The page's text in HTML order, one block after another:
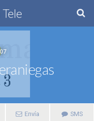
Envía SMS